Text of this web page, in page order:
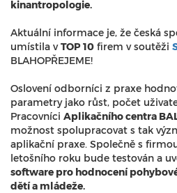
kinantropologie.
Aktuální informace je, že česká
umístila vTOP 10 firem v soutěži
BLAHOPŘEJEME!
Oslovení odborníci z praxe
parametry jako růst, počet
Pracovníci Aplikačního centra
možnost spolupracovat s tak
aplikační praxe. Společně s
letošního roku bude testován a
software pro hodnocení
dětí a mládeže.